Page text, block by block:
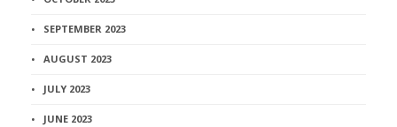
SEPTEMBER 2023
AUGUST 2023
JULY 2023
JUNE 2023